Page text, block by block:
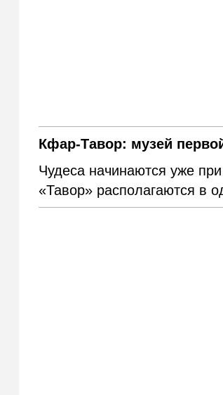
Кфар-Тавор: музей
Чудеса начинаются уже
«Тавор» располагаются в